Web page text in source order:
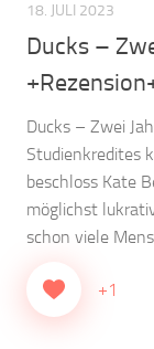
18. JULI 2023
Ducks –
Ducks – Zwei
Studienkredites
beschloss Kate
möglichst
schon viele
+1